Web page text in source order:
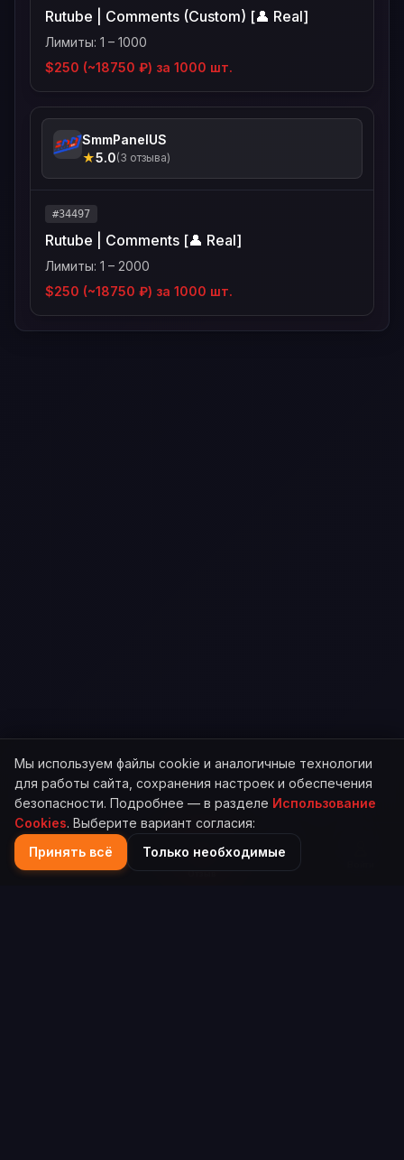
Rutube | Comments (Custom) [👤 Real]
Лимиты: 1 – 1000
$250 (~18750 ₽) за 1000 шт.
SmmPanelUS
★5.0(3 отзыва)
#34497
Rutube | Comments [👤 Real]
Лимиты: 1 – 2000
$250 (~18750 ₽) за 1000 шт.
Каталог
Отзыв
Мы используем файлы cookie и аналогичные технологии
для работы сайта, сохранения настроек и обеспечения
безопасности. Подробнее — в разделе Использование
Cookies. Выберите вариант согласия:
Принять всё
Только необходимые